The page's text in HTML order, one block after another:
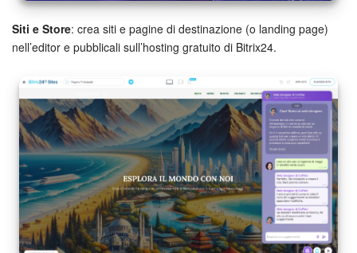
Siti e Store: crea siti e pagine di destinazione (o landing page)
nell’editor e pubblicali sull’hosting gratuito di Bitrix24.